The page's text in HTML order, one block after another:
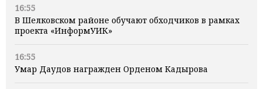
16:55
В Шелковском районе обучают обходчиков в рамках
проекта «ИнформУИК»
16:55
Умар Даудов награжден Орденом Кадырова